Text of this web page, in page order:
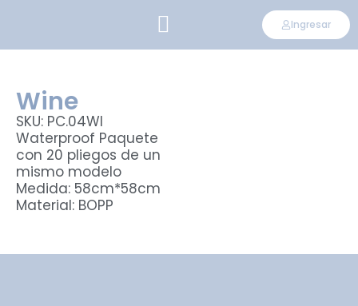
Ingresar
Wine
SKU: PC.04WI
Waterproof Paquete
con 20 pliegos de un
mismo modelo
Medida: 58cm*58cm
Material: BOPP